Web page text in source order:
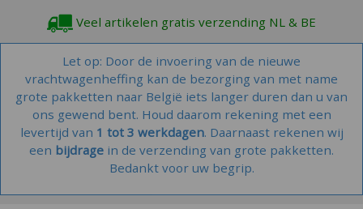
Veel artikelen gratis verzending NL & BE
Let op: Door de invoering van de nieuwe
vrachtwagenheffing kan de bezorging van met name
grote pakketten naar België iets langer duren dan u van
ons gewend bent. Houd daarom rekening met een
levertijd van 1 tot 3 werkdagen. Daarnaast rekenen wij
een bijdrage in de verzending van grote pakketten.
Bedankt voor uw begrip.